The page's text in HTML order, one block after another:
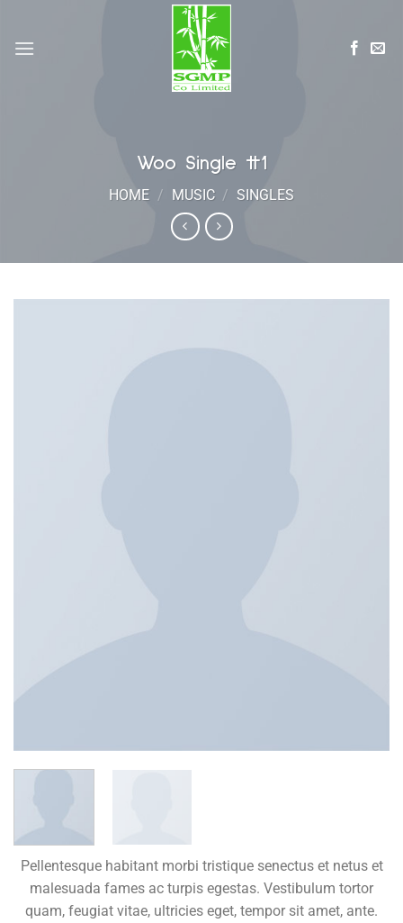
content
Woo Single #1
HOME / MUSIC / SINGLES
Pellentesque habitant morbi tristique senectus et netus et
malesuada fames ac turpis egestas. Vestibulum tortor
quam, feugiat vitae, ultricies eget, tempor sit amet, ante.